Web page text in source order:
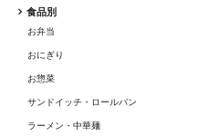
食品別
お弁当
おにぎり
お惣菜
サンドイッチ・ロールパン
ラーメン・中華麺